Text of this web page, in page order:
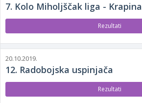
7. Kolo Miholjščak liga - Krapina
Rezultati
20.10.2019.
12. Radobojska uspinjača
Rezultati